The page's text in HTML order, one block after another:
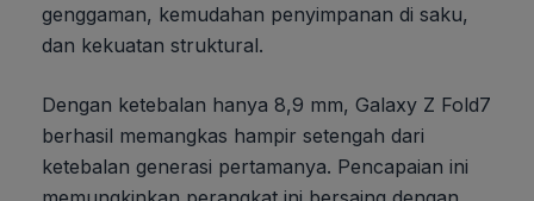
genggaman, kemudahan penyimpanan di saku,
dan kekuatan struktural.
Dengan ketebalan hanya 8,9 mm, Galaxy Z Fold7
berhasil memangkas hampir setengah dari
ketebalan generasi pertamanya. Pencapaian ini